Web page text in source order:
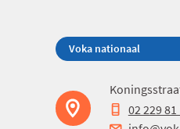
02 229 81